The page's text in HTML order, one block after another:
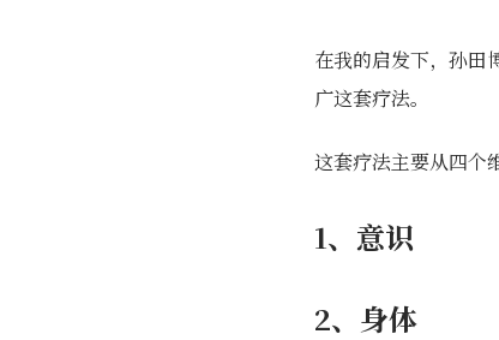
在我的启发下，孙田
广这套疗法。
这套疗法主要从四个
1、意识
2、身体